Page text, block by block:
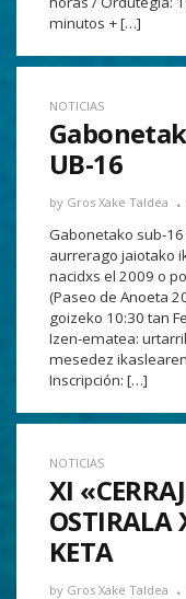
minutos + […]
NOTICIAS
UB-16
by Gros Xake Taldea
Gabonetako sub-
aurrerago jaiotako
nacidxs el 2009 o
(Paseo de Anoeta
goizeko 10:30 tan
Izen-ematea:
mesedez
Inscripción: […]
NOTICIAS
XI
OSTIRALA
KETA
by Gros Xake Taldea